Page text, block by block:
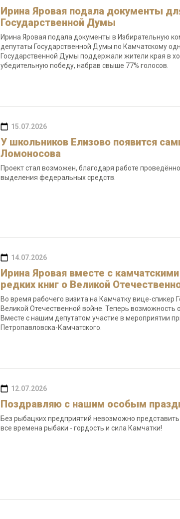
Ирина Яровая подала документы
Государственной Думы
Ирина Яровая подала документы в Избирательную
депутаты Государственной Думы по Камчатскому
Государственной Думы поддержали жители края в
убедительную победу, набрав свыше 77% голосов.
15.07.2026
У школьников Елизово появится
Ломоносова
Проект стал возможен, благодаря работе
выделения федеральных средств.
14.07.2026
Ирина Яровая вместе с
редких книг о Великой
Во время рабочего визита на Камчатку вице-спикер
Великой Отечественной войне. Теперь
Вместе с нашим депутатом участие в мероприятии
Петропавловска-Камчатского.
12.07.2026
Поздравляю с нашим особым
Без рыбацких предприятий невозможно
все времена рыбаки - гордость и сила Камчатки!